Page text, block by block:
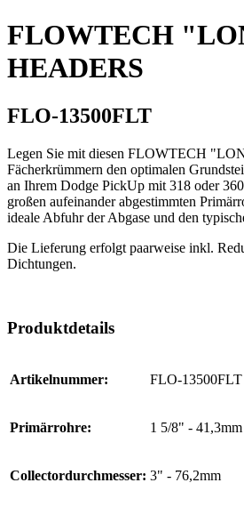
FLOWTECH
HEADERS
FLO-13500FLT
Legen Sie mit diesen FLOWTECH
Fächerkrümmern den optimalen
an Ihrem Dodge PickUp mit 318 oder
großen aufeinander abgestimmten
ideale Abfuhr der Abgase und den
Die Lieferung erfolgt paarweise inkl.
Dichtungen.
Produktdetails
Artikelnummer: FLO-13500FLT
Primärrohre: 1 5/8" - 41,3mm
Collectordurchmesser: 3" - 76,2mm